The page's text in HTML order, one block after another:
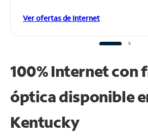
Ver ofertas de Internet
100% Internet con
óptica disponible
Kentucky